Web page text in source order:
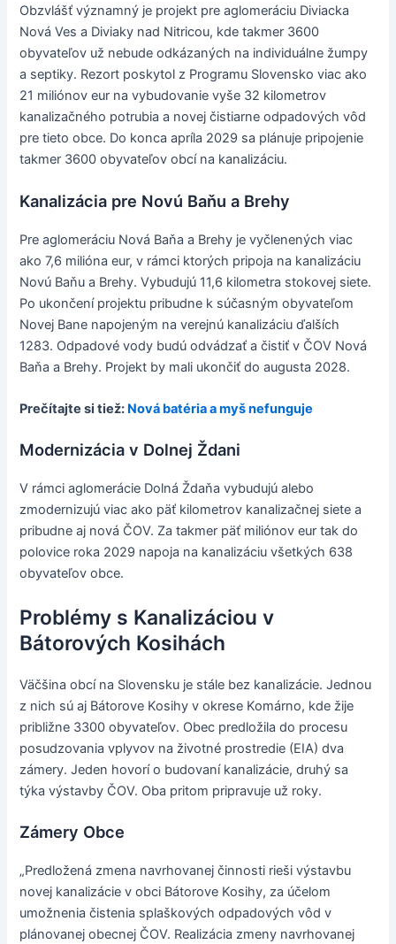
Obzvlášť významný je projekt pre aglomeráciu Diviacka
Nová Ves a Diviaky nad Nitricou, kde takmer 3600
obyvateľov už nebude odkázaných na individuálne žumpy
a septiky. Rezort poskytol z Programu Slovensko viac ako
21 miliónov eur na vybudovanie vyše 32 kilometrov
kanalizačného potrubia a novej čistiarne odpadových vôd
pre tieto obce. Do konca apríla 2029 sa plánuje pripojenie
takmer 3600 obyvateľov obcí na kanalizáciu.
Kanalizácia pre Novú Baňu a Brehy
Pre aglomeráciu Nová Baňa a Brehy je vyčlenených viac
ako 7,6 milióna eur, v rámci ktorých pripoja na kanalizáciu
Novú Baňu a Brehy. Vybudujú 11,6 kilometra stokovej siete.
Po ukončení projektu pribudne k súčasným obyvateľom
Novej Bane napojeným na verejnú kanalizáciu ďalších
1283. Odpadové vody budú odvádzať a čistiť v ČOV Nová
Baňa a Brehy. Projekt by mali ukončiť do augusta 2028.
Prečítajte si tiež: Nová batéria a myš nefunguje
Modernizácia v Dolnej Ždani
V rámci aglomerácie Dolná Ždaňa vybudujú alebo
zmodernizujú viac ako päť kilometrov kanalizačnej siete a
pribudne aj nová ČOV. Za takmer päť miliónov eur tak do
polovice roka 2029 napoja na kanalizáciu všetkých 638
obyvateľov obce.
Problémy s Kanalizáciou v
Bátorových Kosihách
Väčšina obcí na Slovensku je stále bez kanalizácie. Jednou
z nich sú aj Bátorove Kosihy v okrese Komárno, kde žije
približne 3300 obyvateľov. Obec predložila do procesu
posudzovania vplyvov na životné prostredie (EIA) dva
zámery. Jeden hovorí o budovaní kanalizácie, druhý sa
týka výstavby ČOV. Oba pritom pripravuje už roky.
Zámery Obce
„Predložená zmena navrhovanej činnosti rieši výstavbu
novej kanalizácie v obci Bátorove Kosihy, za účelom
umožnenia čistenia splaškových odpadových vôd v
plánovanej obecnej ČOV. Realizácia zmeny navrhovanej